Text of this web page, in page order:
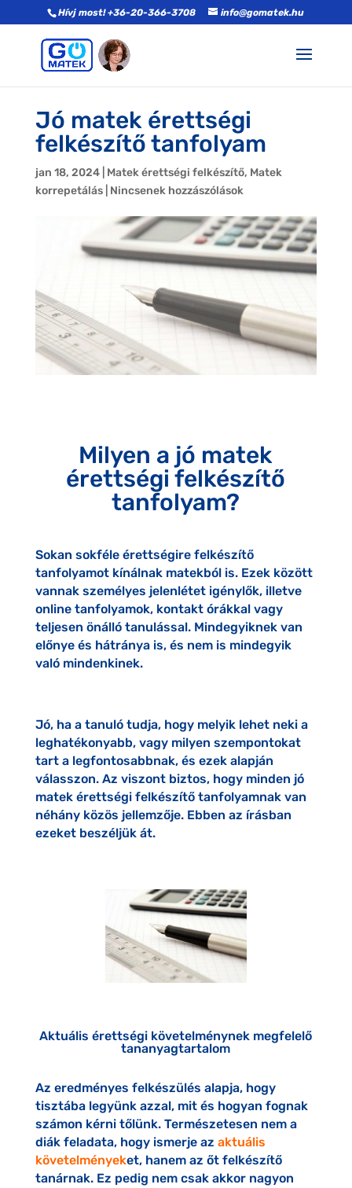
Hívj most! +36-20-366-3708 info@gomatek.hu
Jó matek érettségi
felkészítő tanfolyam
jan 18, 2024| Matek érettségi felkészítő, Matek
korrepetálás| Nincsenek hozzászólások
Milyen a jó matek
érettségi felkészítő
tanfolyam?
Sokan sokféle érettségire felkészítő
tanfolyamot kínálnak matekból is. Ezek között
vannak személyes jelenlétet igénylők, illetve
online tanfolyamok, kontakt órákkal vagy
teljesen önálló tanulással. Mindegyiknek van
előnye és hátránya is, és nem is mindegyik
való mindenkinek.
Jó, ha a tanuló tudja, hogy melyik lehet neki a
leghatékonyabb, vagy milyen szempontokat
tart a legfontosabbnak, és ezek alapján
válasszon. Az viszont biztos, hogy minden jó
matek érettségi felkészítő tanfolyamnak van
néhány közös jellemzője. Ebben az írásban
ezeket beszéljük át.
Aktuális érettségi követelménynek megfelelő
tananyagtartalom
Az eredményes felkészülés alapja, hogy
tisztába legyünk azzal, mit és hogyan fognak
számon kérni tőlünk. Természetesen nem a
diák feladata, hogy ismerje az aktuális
követelményeket, hanem az őt felkészítő
tanárnak. Ez pedig nem csak akkor nagyon